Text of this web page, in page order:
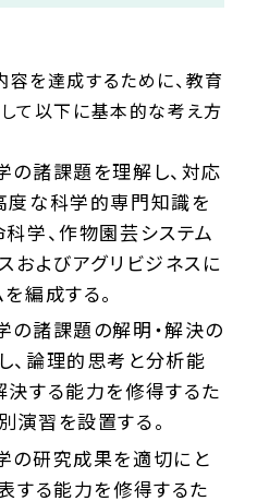
を達成するために、教育
て以下に基本的な考え方
の諸課題を理解し、対応
度な科学的専門知識を
学、作物園芸システム
およびアグリビジネスに
編成する。
の諸課題の解明・解決の
、論理的思考と分析能
決する能力を修得するた
演習を設置する。
の研究成果を適切にと
する能力を修得するた